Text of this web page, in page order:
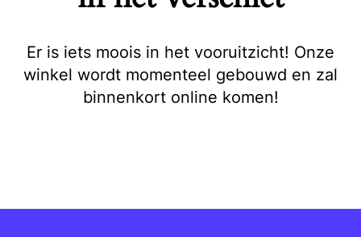
Er is iets moois in het vooruitzicht! Onze
winkel wordt momenteel gebouwd en zal
binnenkort online komen!